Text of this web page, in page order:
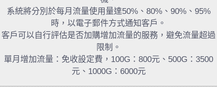
系統將分別於每月流量使用量達50%、80%、90%、95%
時，以電子郵件方式通知客戶。
客戶可以自行評估是否加購增加流量的服務，避免流量超過
限制。
單月增加流量：免收設定費，100G：800元、500G：3500
元、1000G：6000元